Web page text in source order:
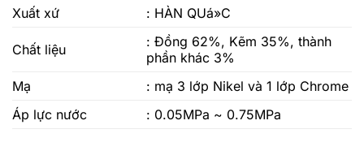
Xuất xứ
: HÀN QUá»C
Chất liệu
: Đồng 62%, Kẽm 35%, thành
phần khác 3%
Mạ
: mạ 3 lớp Nikel và 1 lớp Chrome
Áp lực nước
: 0.05MPa ~ 0.75MPa